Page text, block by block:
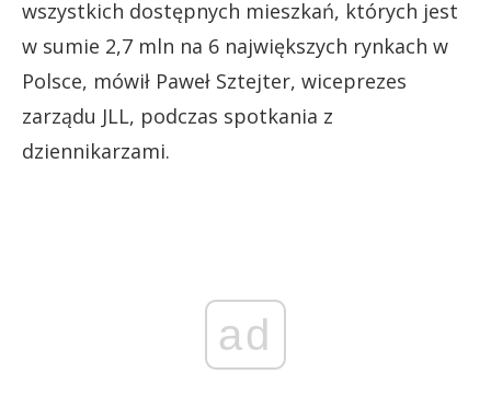
wszystkich dostępnych mieszkań, których jest
w sumie 2,7 mln na 6 największych rynkach w
Polsce, mówił Paweł Sztejter, wiceprezes
zarządu JLL, podczas spotkania z
dziennikarzami.
ad